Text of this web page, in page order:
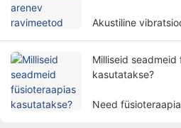
Akustiline
Milliseid seadmeid
kasutatakse?
Need